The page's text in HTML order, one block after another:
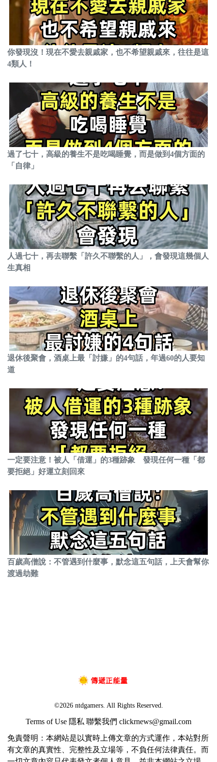
你發現沒！現在不愛去親戚家，也不希望親戚來，往往是這
4類人！
過了七十，高級的養生不是吃喝睡覺，而是做到4個方面的
「自律」
人過七十，再去聯繫「許久不聯繫的人」，會發現這幾個人
生真相
退休後聚會，酒桌上最「討嫌」的4句話，年過60的人要知
道
一定要注意！被人「借運」的3種跡象 發現任何一種「都
要拒絕」好運立刻回來
百歲高僧說：不管遇到什麼事，默念這五句話，上天會幫你
渡過劫難
©2026 ntdgamers. All Rights Reserved.
Terms of Use 隱私 聯繫我們 clickrnews@gmail.com
免責聲明：本網站是以實時上傳文章的方式運作，本站對所
有文章的真實性、完整性及立場等，不負任何法律責任。而